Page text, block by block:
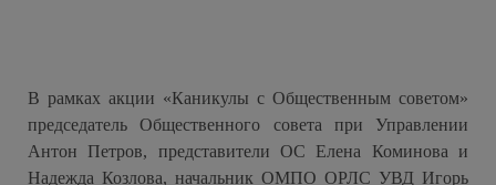
В рамках акции «Каникулы с Общественным советом»
председатель Общественного совета при Управлении
Антон Петров, представители ОС Елена Коминова и
Надежда Козлова, начальник ОМПО ОРЛС УВД Игорь